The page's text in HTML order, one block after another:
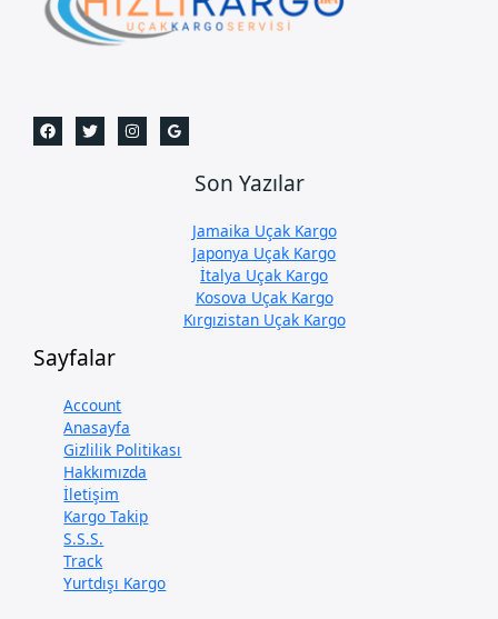
Son Yazılar
Jamaika Uçak Kargo
Japonya Uçak Kargo
İtalya Uçak Kargo
Kosova Uçak Kargo
Kırgızistan Uçak Kargo
Sayfalar
Account
Anasayfa
Gizlilik Politikası
Hakkımızda
İletişim
Kargo Takip
S.S.S.
Track
Yurtdışı Kargo